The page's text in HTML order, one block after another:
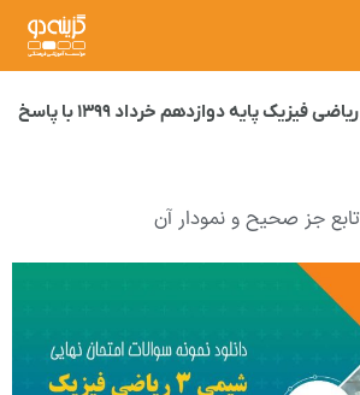
امتحان نهایی شیمی ۳ ریاضی فیزیک پایه دوازدهم خرداد ۱۳۹۹ با پاسخ
تابع جز صحیح و نمودار آن